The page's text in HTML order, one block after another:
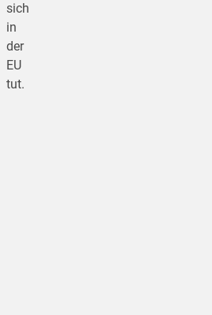
sich
in
der
EU
tut.